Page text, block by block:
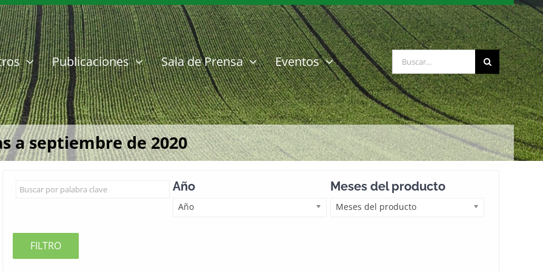
Publicaciones Sala de Prensa Eventos Buscar:
a septiembre de 2020
Año
Año
Meses del producto
Meses del producto
FILTRO